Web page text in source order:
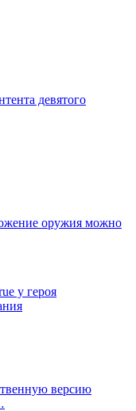
девятого
оружия можно
у героя
версию